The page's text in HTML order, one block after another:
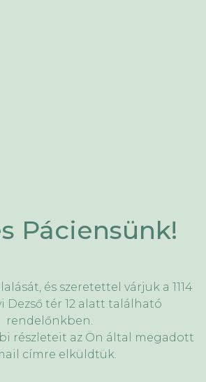
Páciensünk!
és szeretettel várjuk a 1114
Dezső tér 12 alatt található
rendelőnkben.
részleteit az Ön által megadott
címre elküldtük.